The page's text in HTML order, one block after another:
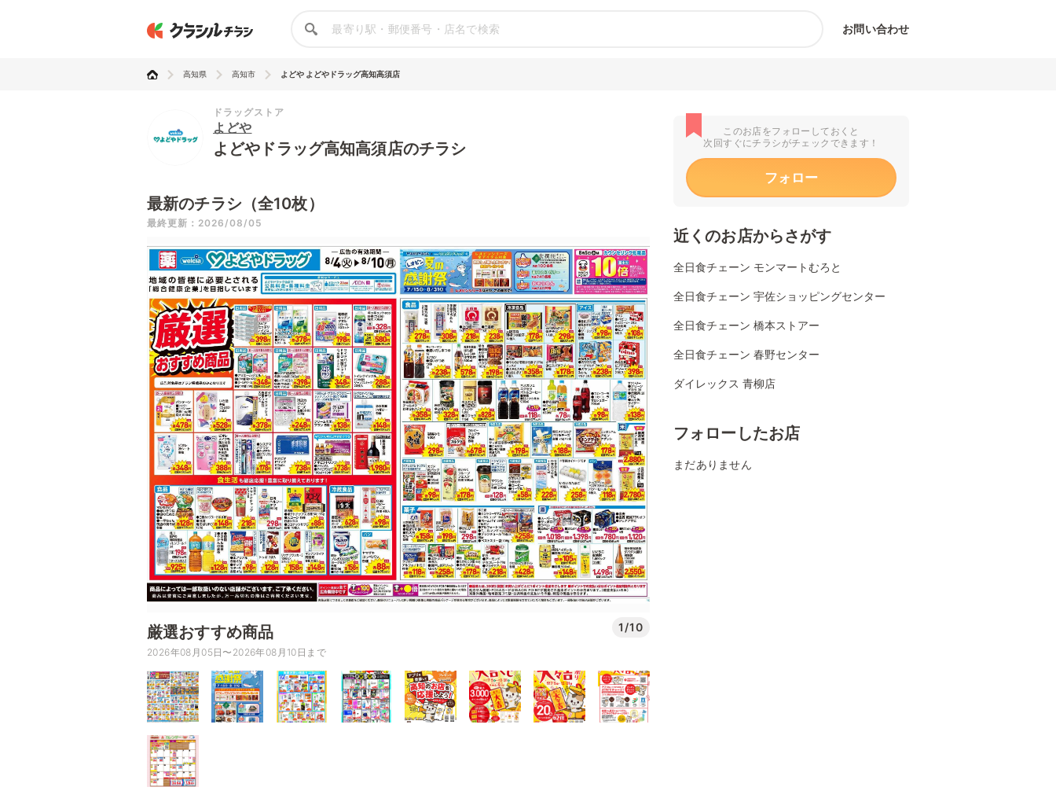
お問い合わせ
高知県 高知市 よどや よどやドラッグ高知高須店
ドラッグストア
よどや
よどやドラッグ高知高須店のチラシ
最新のチラシ（全10枚）
最終更新：2026/08/05
厳選おすすめ商品 1/10
2026年08月05日〜2026年08月10日まで
このお店をフォローしておくと
次回すぐにチラシがチェックできます！
フォロー
近くのお店からさがす
全日食チェーン モンマートむろと
全日食チェーン 宇佐ショッピングセンター
全日食チェーン 橋本ストアー
全日食チェーン 春野センター
ダイレックス 青柳店
フォローしたお店
まだありません